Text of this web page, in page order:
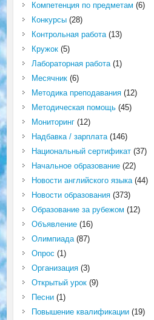
Компетенция по предметам (6)
Конкурсы(28)
Контрольная работа(13)
Кружок(5)
Лабораторная работа(1)
Месячник(6)
Методика преподавания(12)
Методическая помощь(45)
Мониторинг(12)
Надбавка / зарплата(146)
Национальный сертификат(37)
Начальное образование(22)
Новости английского языка(44)
Новости образования(373)
Образование за рубежом (12)
Объявление(16)
Олимпиада(87)
Опрос (1)
Организация(3)
Открытый урок(9)
Песни(1)
Повышение квалификации(19)